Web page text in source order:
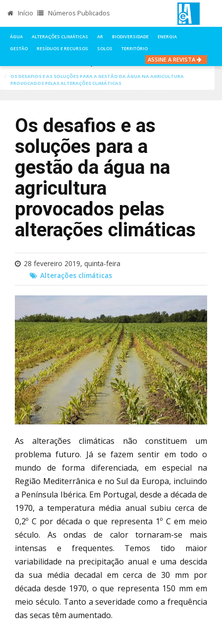
Início Números Publicados
ÁGUA ALTERAÇÕES CLIMÁTICAS AR BIODIVERSIDADE
ENERGIA
GESTÃO
RESÍDUOS E RECURSOS SOLOS TERRITÓRIO
ASSINE A REVISTA
OS DESAFIOS E AS SOLUÇÕES PARA A GESTÃO DA ÁGUA NA AGRICULTURA
PROVOCADOS PELAS ALTERAÇÕES CLIMÁTICAS
Os desafios e as
soluções para a
gestão da água na
agricultura
provocados pelas
alterações climáticas
28 fevereiro 2019, quinta-feira
Alterações climáticas
As alterações climáticas não constituem um
problema futuro. Já se fazem sentir em todo o
mundo de forma diferenciada, em especial na
Região Mediterrânica e no Sul da Europa, incluindo
a Península Ibérica. Em Portugal, desde a década de
1970, a temperatura média anual subiu cerca de
0,2º C por década o que representa 1º C em meio
século. As ondas de calor tornaram-se mais
intensas e frequentes. Temos tido maior
variabilidade na precipitação anual e uma descida
da sua média decadal em cerca de 30 mm por
década desde 1970, o que representa 150 mm em
meio século. Tanto a severidade como a frequência
das secas têm aumentado.